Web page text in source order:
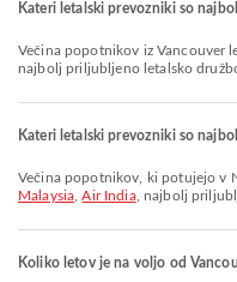
Kateri letalski prevozniki so
Večina popotnikov iz Vancouver
najbolj priljubljeno letalsko
Kateri letalski prevozniki so
Večina popotnikov, ki potujejo v
Malaysia ,Air India, najbolj
Koliko letov je na voljo od